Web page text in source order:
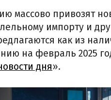
массово привозят
импорту и
как из
на февраль 2025
дня».